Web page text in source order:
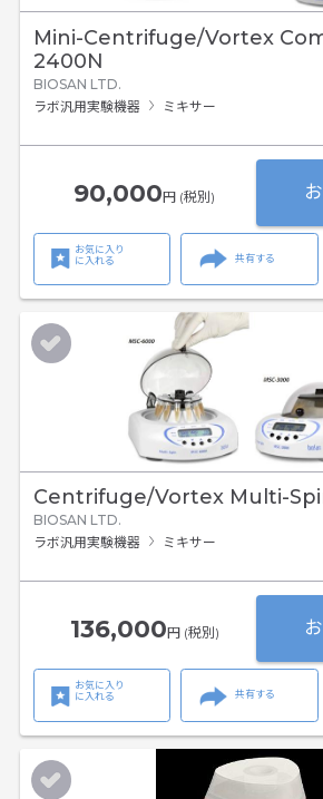
Mini-Centrifuge/Vortex
2400N
BIOSAN LTD.
ラボ汎用実験機器
ミキサー
90,000円 (税別)
お気に入り
に入れる
共有する
Centrifuge/Vortex Multi-
BIOSAN LTD.
ラボ汎用実験機器
ミキサー
136,000円 (税別)
お気に入り
に入れる
共有する